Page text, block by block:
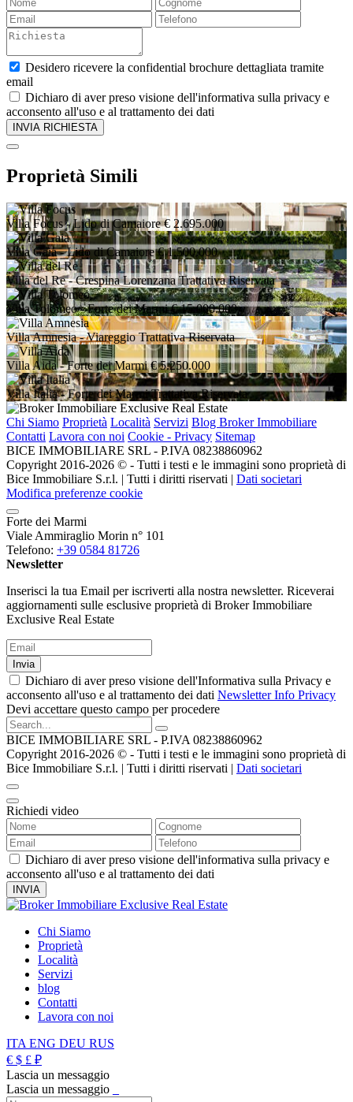
Desidero ricevere la confidential brochure dettagliata tramite
email
Dichiaro di aver preso visione dell'informativa sulla privacy e
acconsento all'uso e al trattamento dei dati
Proprietà Simili
Villa Focus- Lido di Camaiore € 2.695.000
Villa Gaia- Lido di Camaiore € 1.500.000
Villa del Re- Crespina Lorenzana Trattativa Riservata
Villa Tolomeo- Forte dei Marmi € 15.000.000
Villa Amnesia- Viareggio Trattativa Riservata
Villa Aida- Forte dei Marmi € 5.250.000
Villa Italia- Forte dei Marmi Trattativa Riservata
Chi Siamo Proprietà Località Servizi Blog Broker Immobiliare
Contatti Lavora con noi Cookie - Privacy Sitemap
BICE IMMOBILIARE SRL - P.IVA 08238860962
Copyright 2016-2026 ©️ - Tutti i testi e le immagini sono proprietà di
Bice Immobiliare S.r.l. | Tutti i diritti riservati | Dati societari
Modifica preferenze cookie
Forte dei Marmi
Viale Ammiraglio Morin n° 101
Telefono: +39 0584 81726
Newsletter
Inserisci la tua Email per iscriverti alla nostra newsletter. Riceverai
aggiornamenti sulle esclusive proprietà di Broker Immobiliare
Exclusive Real Estate
Invia
Dichiaro di aver preso visione dell'Informativa sulla Privacy e
acconsento all'uso e al trattamento dei dati Newsletter Info Privacy
Devi accettare questo campo per procedere
BICE IMMOBILIARE SRL - P.IVA 08238860962
Copyright 2016-2026 ©️ - Tutti i testi e le immagini sono proprietà di
Bice Immobiliare S.r.l. | Tutti i diritti riservati | Dati societari
Richiedi video
Dichiaro di aver preso visione dell'informativa sulla privacy e
acconsento all'uso e al trattamento dei dati
Chi Siamo
Proprietà
Località
Servizi
blog
Contatti
Lavora con noi
ITA ENG DEU RUS
€ $ £ ₽
Lascia un messaggio
Lascia un messaggio